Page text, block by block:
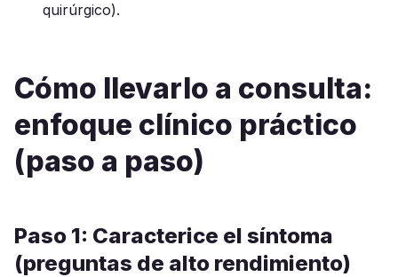
quirúrgico).
Cómo llevarlo a consulta:
enfoque clínico práctico
(paso a paso)
Paso 1: Caracterice el síntoma
(preguntas de alto rendimiento)